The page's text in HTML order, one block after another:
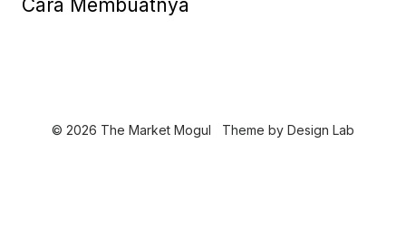
e
Cara Membuatnya
© 2026 The Market Mogul Theme by Design Lab